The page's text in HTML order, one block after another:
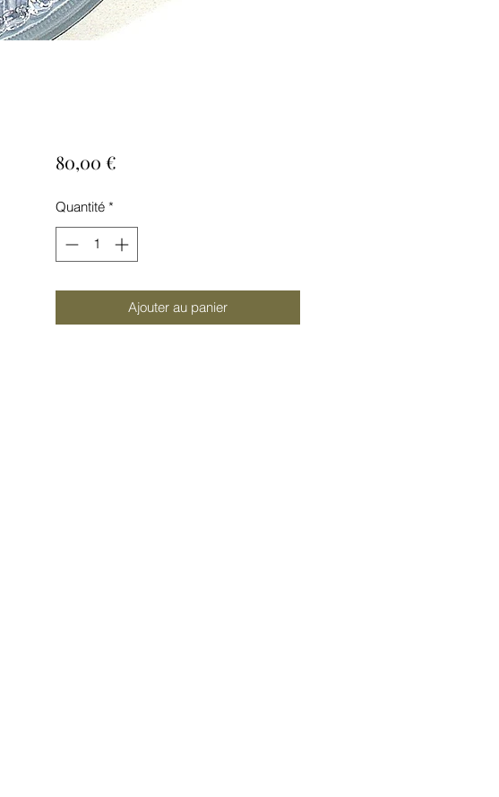
80,00 €Prix
Quantité *
Ajouter au panier